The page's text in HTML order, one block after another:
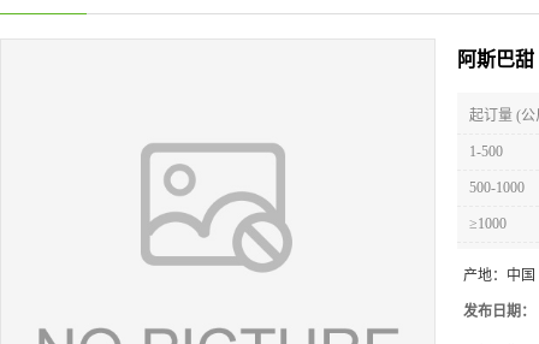
阿斯巴
起订量 (公
1-500
500-1000
≥1000
产地： 中国
发布日期：